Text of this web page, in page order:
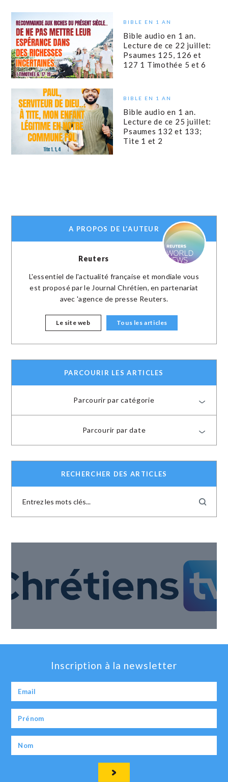
BIBLE EN 1 AN
Bible audio en 1 an.
Lecture de ce 22 juillet:
Psaumes 125, 126 et
127 1 Timothée 5 et 6
BIBLE EN 1 AN
Bible audio en 1 an.
Lecture de ce 25 juillet:
Psaumes 132 et 133;
Tite 1 et 2
A PROPOS DE L'AUTEUR
Reuters
L'essentiel de l'actualité française et mondiale vous
est proposé par le Journal Chrétien, en partenariat
avec 'agence de presse Reuters.
Le site web Tous les articles
PARCOURIR LES ARTICLES
Parcourir par catégorie
Parcourir par date
RECHERCHER DES ARTICLES
Inscription à la newsletter